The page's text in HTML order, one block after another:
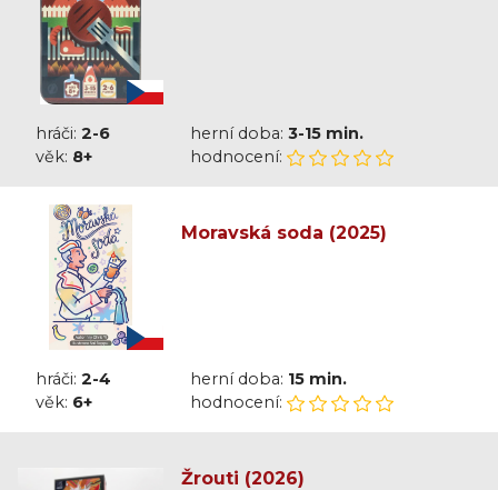
hráči: 2-6 herní doba: 3-15 min.
věk: 8+ hodnocení:
Moravská soda (2025)
hráči: 2-4 herní doba: 15 min.
věk: 6+ hodnocení:
Žrouti (2026)